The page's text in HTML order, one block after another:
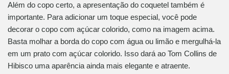
Além do copo certo, a apresentação do coquetel também é
importante. Para adicionar um toque especial, você pode
decorar o copo com açúcar colorido, como na imagem acima.
Basta molhar a borda do copo com água ou limão e mergulhá-la
em um prato com açúcar colorido. Isso dará ao Tom Collins de
Hibisco uma aparência ainda mais elegante e atraente.